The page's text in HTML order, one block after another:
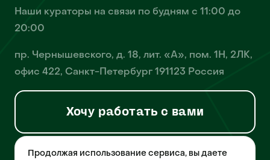
Наши кураторы на связи по будням с 11:00 до
20:00
пр. Чернышевского, д. 18, лит. «А», пом. 1Н, 2ЛК,
офис 422, Санкт-Петербург 191123 Россия
Хочу работать с вами
© 2026 Pet-Yes. ООО «Биржа домашних животных «Пет-Ес»
Продолжая использование сервиса, вы даете